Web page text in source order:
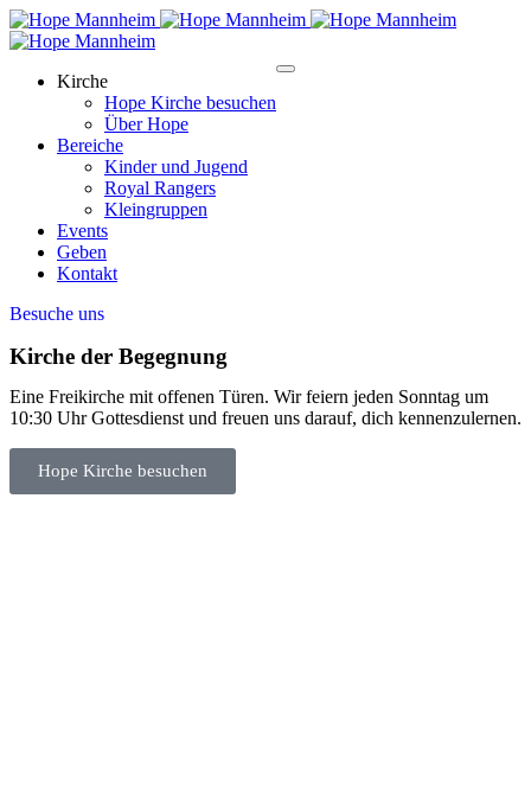
Kirche
Hope Kirche besuchen
Über Hope
Bereiche
Kinder und Jugend
Royal Rangers
Kleingruppen
Events
Geben
Kontakt
Besuche uns
Kirche der Begegnung
Eine Freikirche mit offenen Türen. Wir feiern jeden Sonntag um
10:30 Uhr Gottesdienst und freuen uns darauf, dich kennenzulernen.
Hope Kirche besuchen